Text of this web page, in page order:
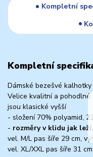
Kompletní
Kompletní
Dámské bezešvé
Velice kvalitní a
jsou klasické vyšší
- složení 70% polyamid,
- rozměry v klidu jak
vel. M/L pas šíře 29 cm,
vel. XL/XXL pas šíře 31